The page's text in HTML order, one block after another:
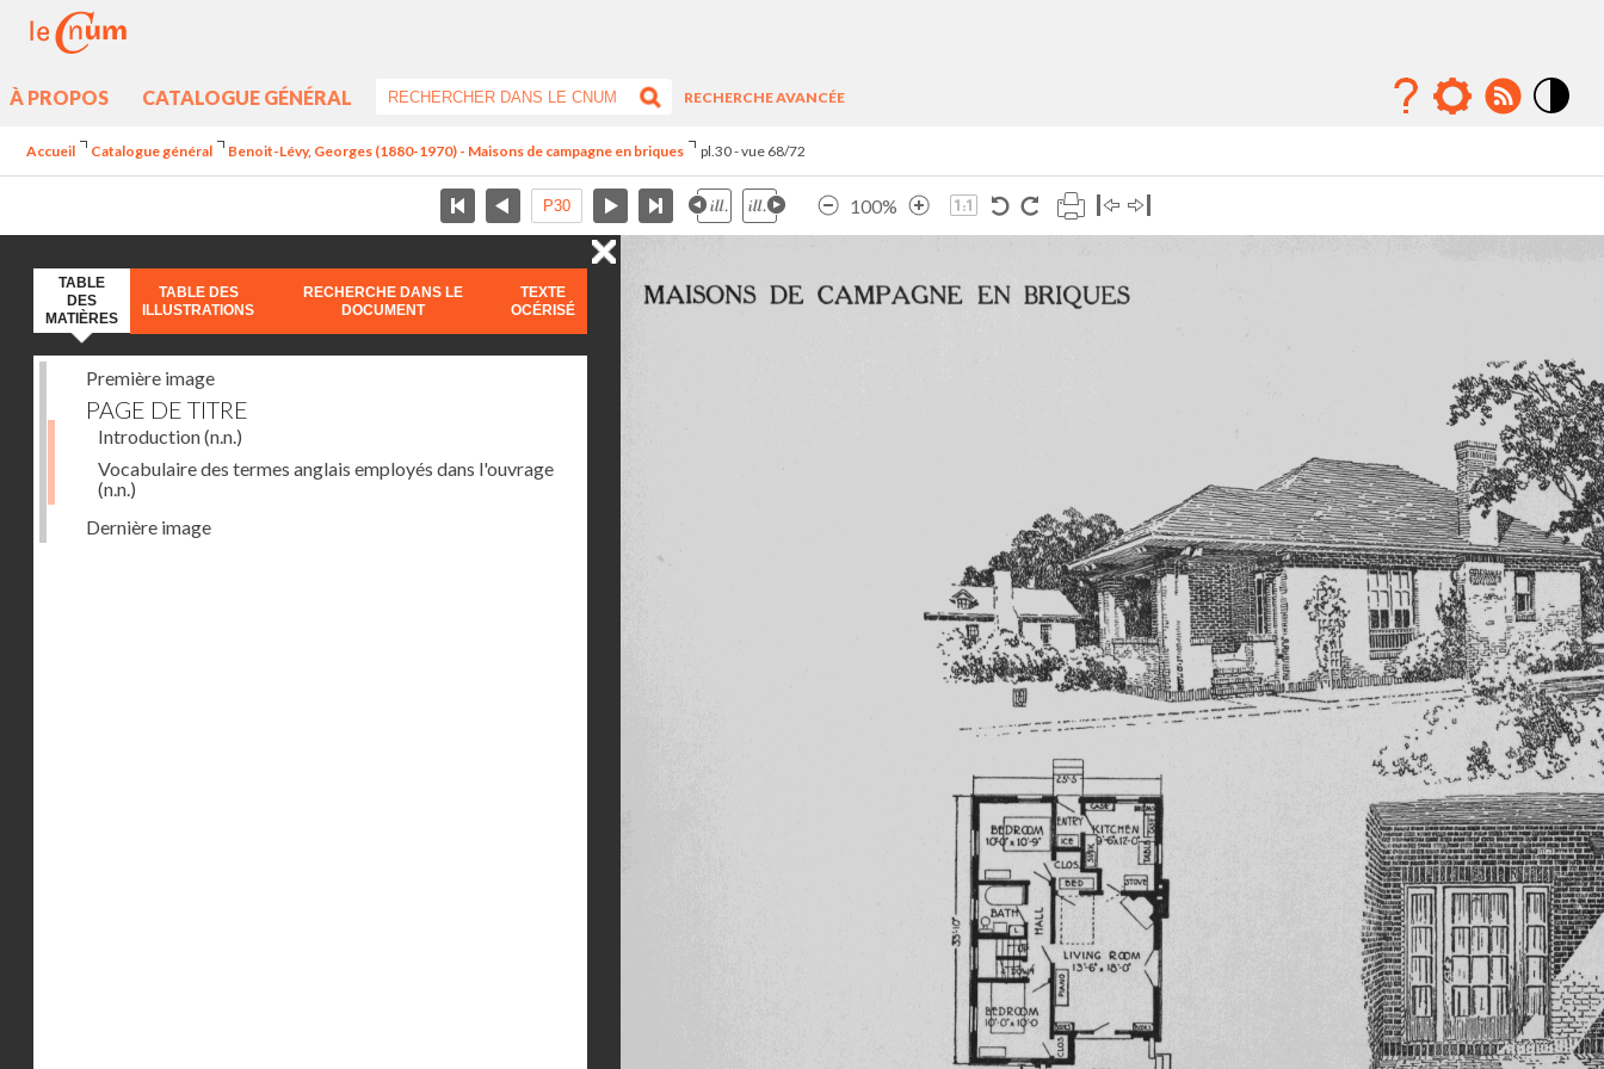
À PROPOS CATALOGUE GÉNÉRAL
RECHERCHE AVANCÉE
Accueil Catalogue général Benoit-Lévy, Georges (1880-1970) - Maisons de campagne en briques pl.30 - vue 68/72
100%
TABLE
DES
MATIÈRES
TABLE DES
ILLUSTRATIONS
RECHERCHE DANS LE
DOCUMENT
TEXTE
OCÉRISÉ
Première image
PAGE DE TITRE
Introduction(n.n.)
Vocabulaire des termes anglais employés dans l'ouvrage
(n.n.)
Dernière image